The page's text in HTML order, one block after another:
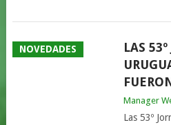
NOVEDADES
LAS
Manager
Las 53º